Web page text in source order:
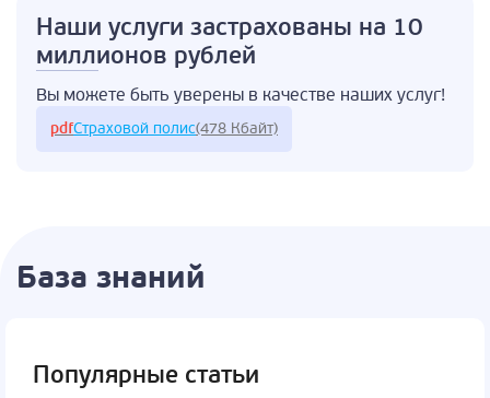
Наши услуги застрахованы на 10
миллионов рублей
Вы можете быть уверены в качестве наших услуг!
pdfСтраховой полис(478 Кбайт)
База знаний
Популярные статьи